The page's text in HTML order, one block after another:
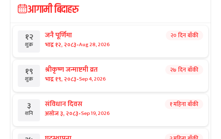
आगामी बिदाहरु
१२
शुक्र
जनै पूर्णिमा
भाद्र १२, २०८३-Aug 28, 2026
२० दिन बाँकी
१९
शुक्र
श्रीकृष्ण जन्माष्टमी व्रत
भाद्र १९, २०८३-Sep 4, 2026
२७ दिन बाँकी
३
शनि
संविधान दिवस
असोज ३, २०८३-Sep 19, 2026
१ महिना बाँकी